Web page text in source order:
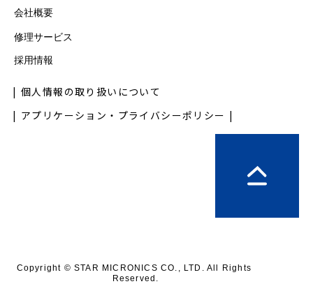
会社概要
修理サービス
採用情報
個人情報の取り扱いについて
アプリケーション・プライバシーポリシー
Copyright © STAR MICRONICS CO., LTD. All Rights
Reserved.